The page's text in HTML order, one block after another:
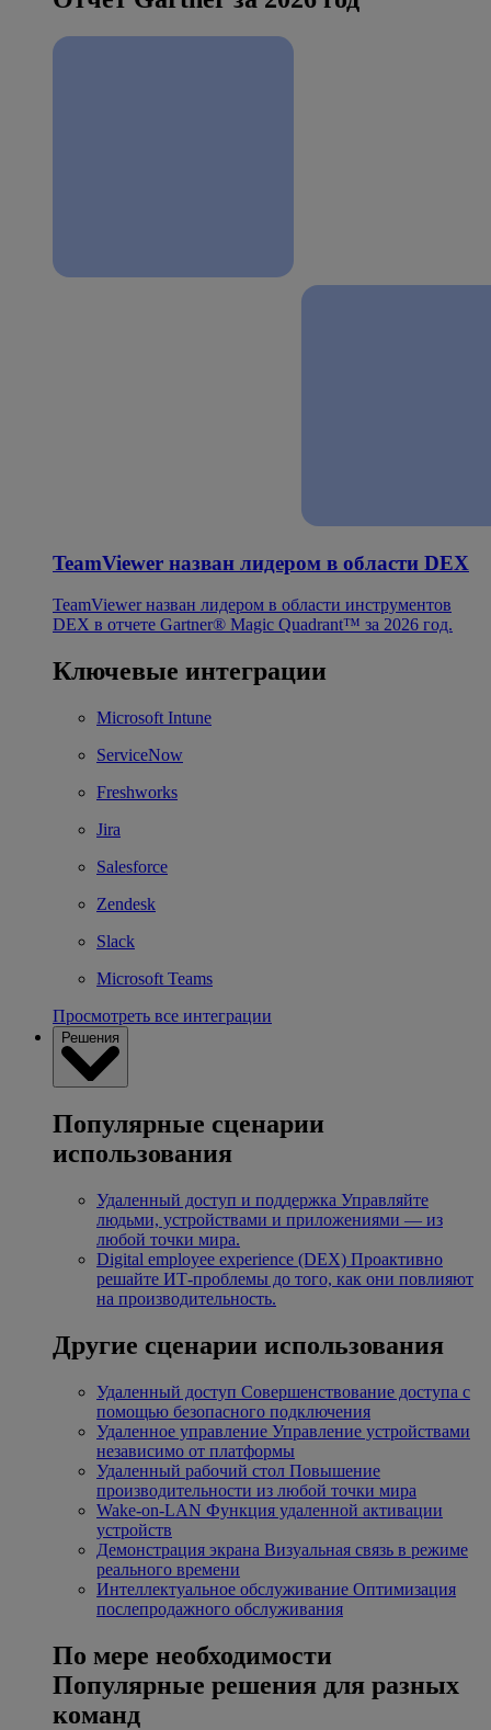
TeamViewer назван лидером в области DEX
TeamViewer назван лидером в области инструментов
DEX в отчете Gartner® Magic Quadrant™ за 2026 год.
Ключевые интеграции
Microsoft Intune
ServiceNow
Freshworks
Jira
Salesforce
Zendesk
Slack
Microsoft Teams
Просмотреть все интеграции
Решения
Популярные сценарии
использования
Удаленный доступ и поддержка Управляйте
людьми, устройствами и приложениями — из
любой точки мира.
Digital employee experience (DEX) Проактивно
решайте ИТ-проблемы до того, как они повлияют
на производительность.
Другие сценарии использования
Удаленный доступ Совершенствование доступа с
помощью безопасного подключения
Удаленное управление Управление устройствами
независимо от платформы
Удаленный рабочий стол Повышение
производительности из любой точки мира
Wake-on-LAN Функция удаленной активации
устройств
Демонстрация экрана Визуальная связь в режиме
реального времени
Интеллектуальное обслуживание Оптимизация
послепродажного обслуживания
По мере необходимости
Популярные решения для разных
команд